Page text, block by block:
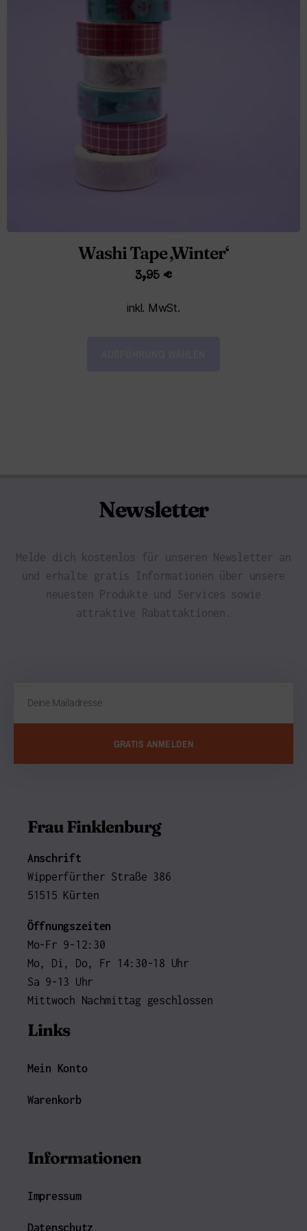
Washi Tape ‚Winter‘
3,95 €
inkl. MwSt.
Newsletter
Melde dich kostenlos für unseren Newsletter an
und erhalte gratis Informationen über unsere
neuesten Produkte und Services sowie
attraktive Rabattaktionen.
GRATIS ANMELDEN
Frau Finklenburg
Anschrift
Wipperfürther Straße 386
51515 Kürten
Öffnungszeiten
Mo-Fr 9-12:30
Mo, Di, Do, Fr 14:30-18 Uhr
Sa 9-13 Uhr
Mittwoch Nachmittag geschlossen
Links
Mein Konto
Warenkorb
Informationen
Impressum
Datenschutz